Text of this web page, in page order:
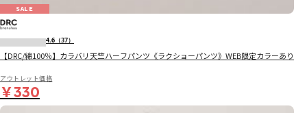
SALE
4.6 （37）
【DRC/綿100％】カラバリ天竺ハーフパンツ《ラクショーパンツ》WEB限定カラーあり
アウトレット価格
￥330